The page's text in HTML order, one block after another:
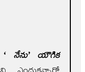
‘ నేను’ యౌగిక